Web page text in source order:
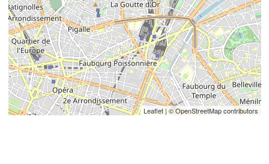
Leaflet| © OpenStreetMap contributors